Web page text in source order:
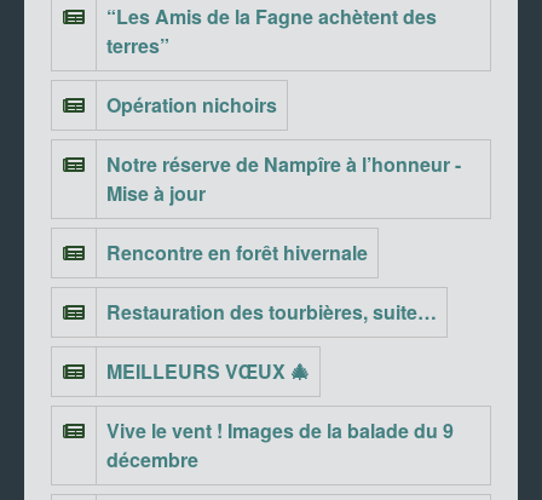
“Les Amis de la Fagne achètent des
terres”
Opération nichoirs
Notre réserve de Nampîre à l’honneur -
Mise à jour
Rencontre en forêt hivernale
Restauration des tourbières, suite…
MEILLEURS VŒUX 🎄
Vive le vent ! Images de la balade du 9
décembre